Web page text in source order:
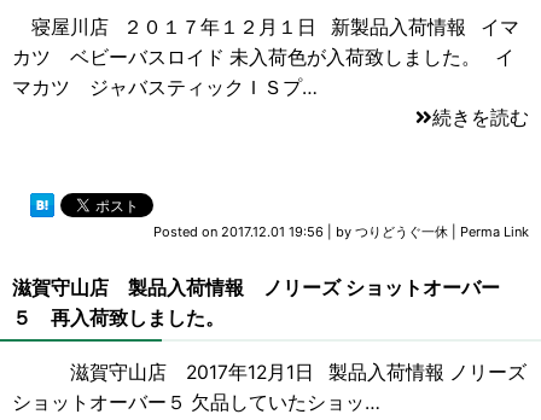
寝屋川店 ２０１７年１２月１日 新製品入荷情報 イマ
カツ ベビーバスロイド 未入荷色が入荷致しました。 イ
マカツ ジャバスティックＩＳプ…
続きを読む
Posted on 2017.12.01 19:56 by つりどうぐ一休 Perma Link
滋賀守山店 製品入荷情報 ノリーズ ショットオーバー
５ 再入荷致しました。
滋賀守山店 2017年12月1日 製品入荷情報 ノリーズ
ショットオーバー５ 欠品していたショッ…